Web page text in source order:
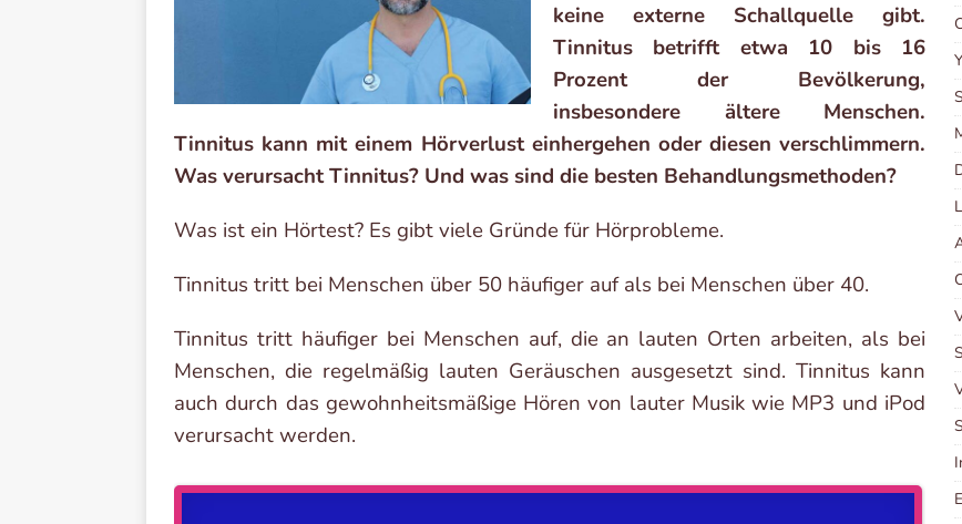
keine externe Schallquelle gibt.
Tinnitus betrifft etwa 10 bis 16
Prozent der Bevölkerung,
insbesondere ältere Menschen.
Tinnitus kann mit einem Hörverlust einhergehen oder diesen verschlimmern.
Was verursacht Tinnitus? Und was sind die besten Behandlungsmethoden?
Was ist ein Hörtest? Es gibt viele Gründe für Hörprobleme.
Tinnitus tritt bei Menschen über 50 häufiger auf als bei Menschen über 40.
Tinnitus tritt häufiger bei Menschen auf, die an lauten Orten arbeiten, als bei
Menschen, die regelmäßig lauten Geräuschen ausgesetzt sind. Tinnitus kann
auch durch das gewohnheitsmäßige Hören von lauter Musik wie MP3 und iPod
verursacht werden.